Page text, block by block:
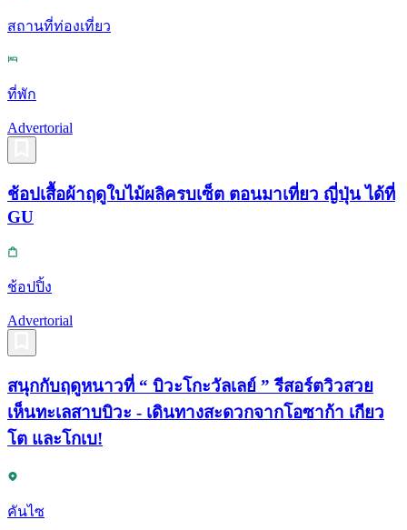
สถานที่ท่องเที่ยว
ที่พัก
Advertorial
ช้อปเสื้อผ้าฤดูใบไม้ผลิครบเซ็ต ตอนมาเที่ยว ญี่ปุ่น ได้ที่
GU
ช้อปปิ้ง
Advertorial
สนุกกับฤดูหนาวที่ “ บิวะโกะวัลเลย์ ” รีสอร์ตวิวสวย
เห็นทะเลสาบบิวะ - เดินทางสะดวกจากโอซาก้า เกียว
โต และโกเบ!
คันไซ